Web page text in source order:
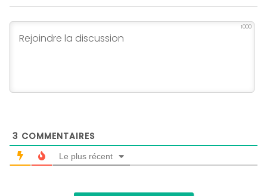
1000
3 COMMENTAIRES
Le plus récent